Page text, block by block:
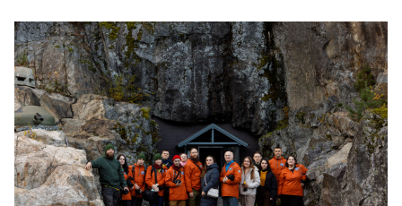
ean_1364.jpg